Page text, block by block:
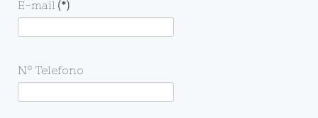
E-mail (*)
N° Telefono